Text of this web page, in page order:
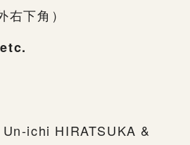
下角）
ichi HIRATSUKA &